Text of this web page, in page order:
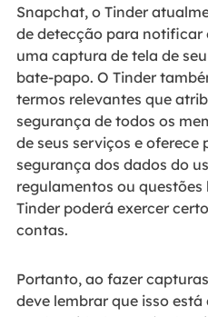
Snapchat, o Tinder
de detecção para notificar
uma captura de tela de
bate-papo. O Tinder
termos relevantes que
segurança de todos os
de seus serviços e oferece
segurança dos dados do
regulamentos ou
Tinder poderá exercer
contas.
Portanto, ao fazer
deve lembrar que isso